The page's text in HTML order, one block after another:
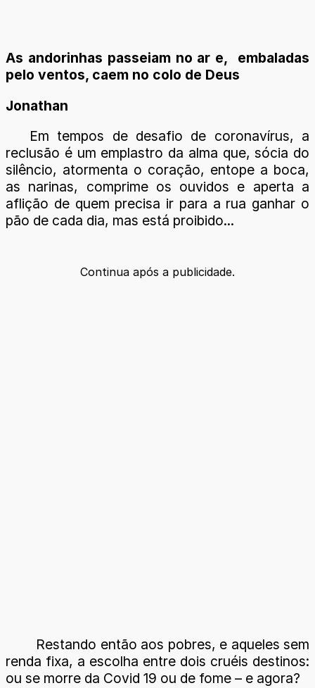
As andorinhas passeiam no ar e, embaladas
pelo ventos, caem no colo de Deus
Jonathan
Em tempos de desafio de coronavírus, a
reclusão é um emplastro da alma que, sócia do
silêncio, atormenta o coração, entope a boca,
as narinas, comprime os ouvidos e aperta a
aflição de quem precisa ir para a rua ganhar o
pão de cada dia, mas está proibido...
Continua após a publicidade.
Restando então aos pobres, e aqueles sem
renda fixa, a escolha entre dois cruéis destinos:
ou se morre da Covid 19 ou de fome – e agora?